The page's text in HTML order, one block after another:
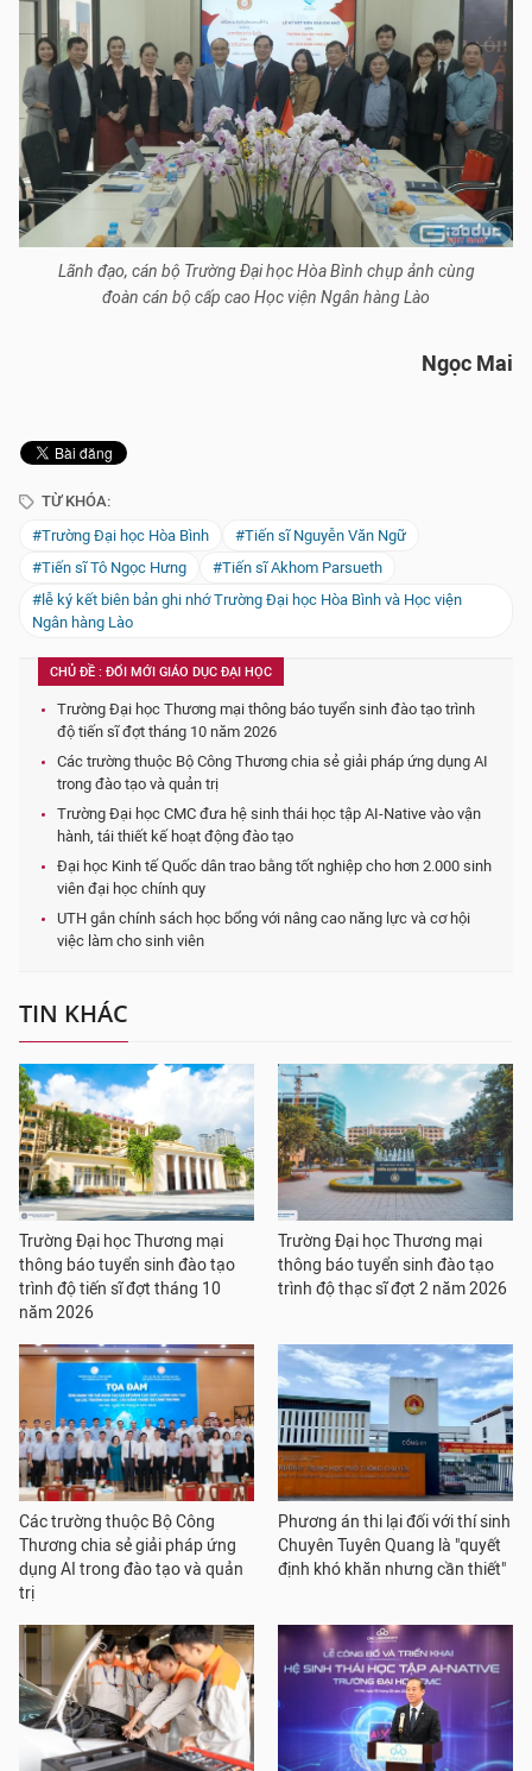
Lãnh đạo, cán bộ Trường Đại học Hòa Bình chụp ảnh cùng
đoàn cán bộ cấp cao Học viện Ngân hàng Lào
Ngọc Mai
TỪ KHÓA:
#Trường Đại học Hòa Bình
#Tiến sĩ Nguyễn Văn Ngữ
#Tiến sĩ Tô Ngọc Hưng
#Tiến sĩ Akhom Parsueth
#lễ ký kết biên bản ghi nhớ Trường Đại học Hòa Bình và Học viện
Ngân hàng Lào
CHỦ ĐỀ : ĐỔI MỚI GIÁO DỤC ĐẠI HỌC
Trường Đại học Thương mại thông báo tuyển sinh đào tạo trình
độ tiến sĩ đợt tháng 10 năm 2026
Các trường thuộc Bộ Công Thương chia sẻ giải pháp ứng dụng AI
trong đào tạo và quản trị
Trường Đại học CMC đưa hệ sinh thái học tập AI-Native vào vận
hành, tái thiết kế hoạt động đào tạo
Đại học Kinh tế Quốc dân trao bằng tốt nghiệp cho hơn 2.000 sinh
viên đại học chính quy
UTH gắn chính sách học bổng với nâng cao năng lực và cơ hội
việc làm cho sinh viên
TIN KHÁC
Trường Đại học Thương mại
thông báo tuyển sinh đào tạo
trình độ tiến sĩ đợt tháng 10
năm 2026
Trường Đại học Thương mại
thông báo tuyển sinh đào tạo
trình độ thạc sĩ đợt 2 năm 2026
Các trường thuộc Bộ Công
Thương chia sẻ giải pháp ứng
dụng AI trong đào tạo và quản
trị
Phương án thi lại đối với thí sinh
Chuyên Tuyên Quang là "quyết
định khó khăn nhưng cần thiết"